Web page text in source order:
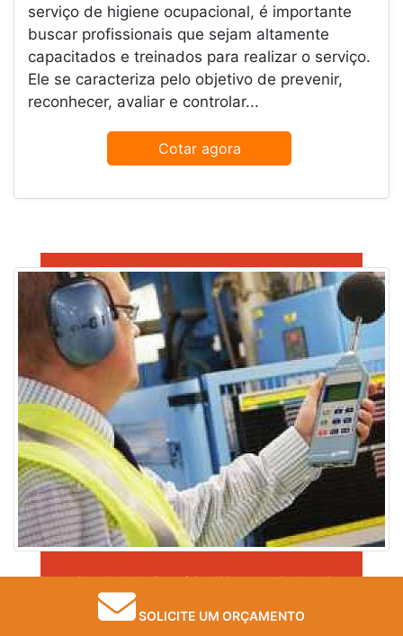
serviço de higiene ocupacional, é importante
buscar profissionais que sejam altamente
capacitados e treinados para realizar o serviço.
Ele se caracteriza pelo objetivo de prevenir,
reconhecer, avaliar e controlar...
Cotar agora
Imagem ilustrativa de Analises químicas higiene ocupacional campinas
SOLICITE UM ORÇAMENTO